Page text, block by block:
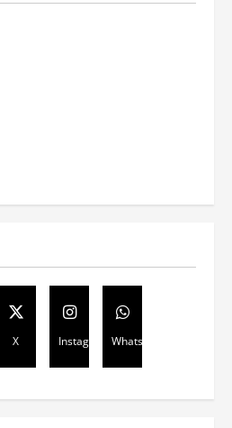
X Instagram Whatsapp